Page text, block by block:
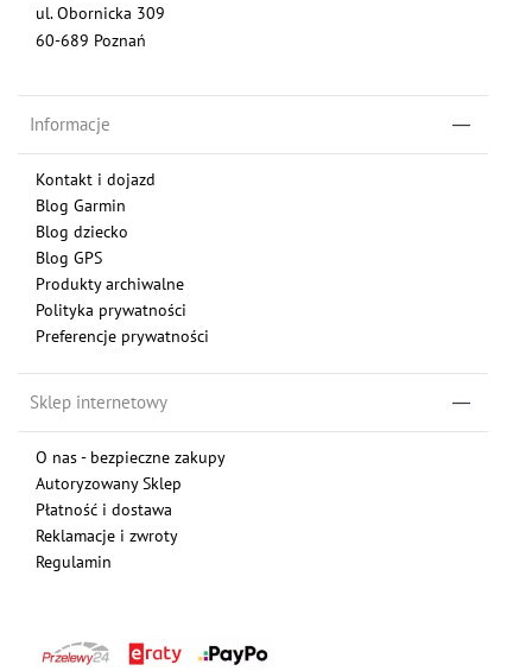
ul. Obornicka 309
60-689 Poznań
Informacje
Kontakt i dojazd
Blog Garmin
Blog dziecko
Blog GPS
Produkty archiwalne
Polityka prywatności
Preferencje prywatności
Sklep internetowy
O nas - bezpieczne zakupy
Autoryzowany Sklep
Płatność i dostawa
Reklamacje i zwroty
Regulamin